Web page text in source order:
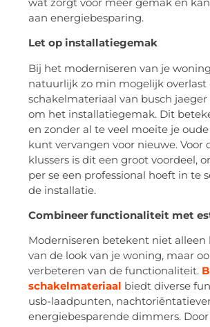
aan energiebesparing.
Let op installatiegemak
Bij het moderniseren van je
natuurlijk zo min mogelijk overlast
schakelmateriaal van busch
om het installatiegemak. Dit
en zonder al te veel moeite je
kunt vervangen voor nieuwe. Voor
klussers is dit een groot voordeel,
per se een professional hoeft in te
de installatie.
Combineer functionaliteit met
Moderniseren betekent niet
van de look van je woning, maar
verbeteren van de functionaliteit.
schakelmateriaal biedt diverse
usb-laadpunten,
energiebesparende dimmers.